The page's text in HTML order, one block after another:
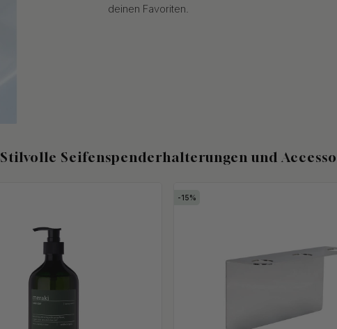
deinen Favoriten.
Stilvolle Seifenspenderhalterungen und
15